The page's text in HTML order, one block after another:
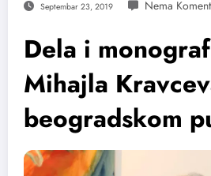
Septembar 23, 2019
Dela i
Mihajla
beogradskom